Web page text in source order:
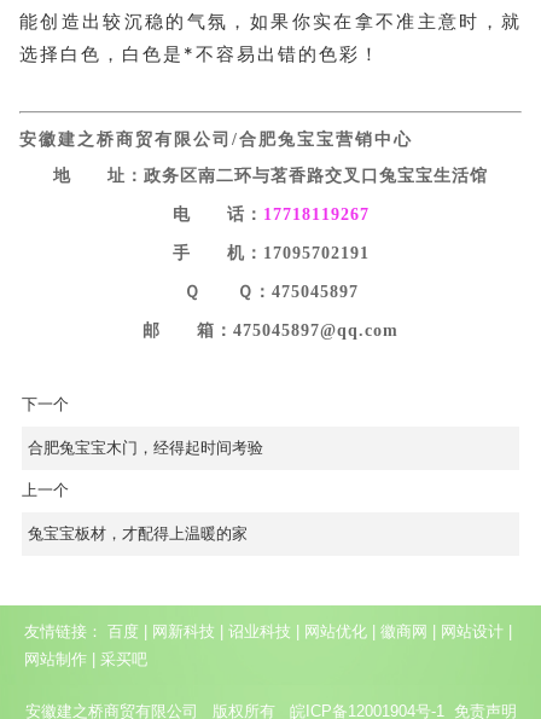
能创造出较沉稳的气氛，如果你实在拿不准主意时，就
选择白色，白色是*不容易出错的色彩！
安徽建之桥商贸有限公司/合肥兔宝宝营销中心
地 址：政务区南二环与茗香路交叉口兔宝宝生活馆
电 话： 17718119267
手 机：17095702191
Ｑ Ｑ：475045897
邮 箱：475045897@qq.com
下一个
合肥兔宝宝木门，经得起时间考验
上一个
兔宝宝板材，才配得上温暖的家
友情链接： 百度 网新科技 诏业科技 网站优化 徽商网 网站设计
网站制作
采买吧
安徽建之桥商贸有限公司 版权所有 皖ICP备12001904号-1 免责声明